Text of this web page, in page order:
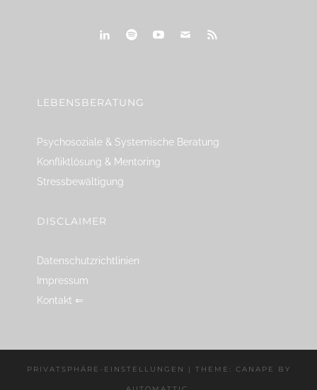
LEBENSBERATUNG
Psychosoziale & Systemische Beratung
Konfliktlösung & Mentoring
Stressbewältigung
DISCLAIMER
Datenschutzrichtlinien
Impressum
Kontakt ⇐
PRIVATSPHÄRE-EINSTELLUNGEN | THEME: CANAPE BY